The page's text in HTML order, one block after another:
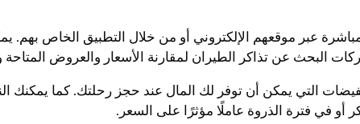
عبر موقعهم الإلكتروني أو من خلال التطبيق الخاص بهم.
البحث عن تذاكر الطيران لمقارنة الأسعار والعروض
التي يمكن أن توفر لك المال عند حجز رحلتك. كما يمكنك
أو في فترة الذروة عاملًا مؤثرًا على السعر.